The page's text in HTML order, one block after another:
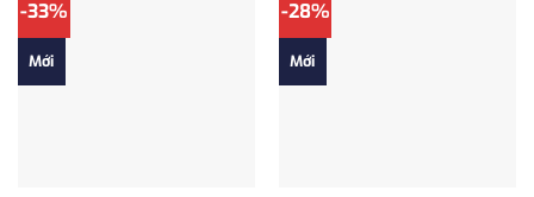
-33%
Mới
-28%
Mới